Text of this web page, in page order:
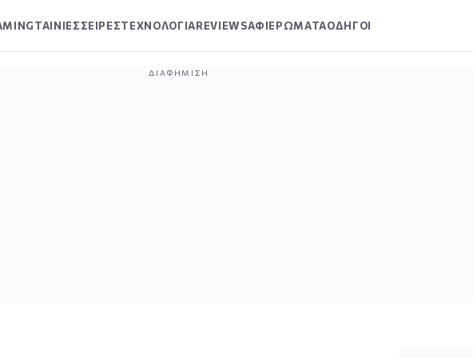
ΤΑΙΝΙΕΣΣΕΙΡΕΣΤΕΧΝΟΛΟΓΙΑREVIEWSΑΦΙΕΡΩΜΑΤΑΟΔΗΓΟΙ
ΔΙΑΦΉΜΙΣΗ